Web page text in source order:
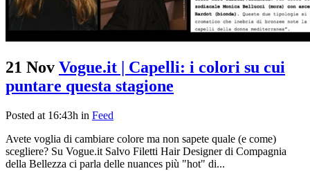
21 Nov Vogue.it | Capelli: i colori su cui
puntare questa stagione
Posted at 16:43h in Feed
Avete voglia di cambiare colore ma non sapete quale (e come)
scegliere? Su Vogue.it Salvo Filetti Hair Designer di Compagnia
della Bellezza ci parla delle nuances più "hot" di...